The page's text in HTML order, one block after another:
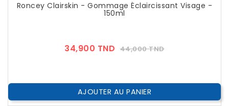
Roncey Clairskin - Gommage Éclaircissant Visage -
150ml
34,900 TND Prix
44,000 TNDPrix
AJOUTER AU PANIER